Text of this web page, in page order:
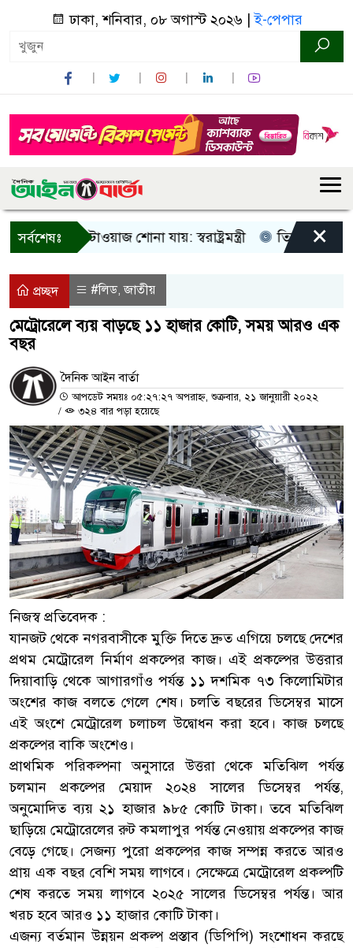
ঢাকা, শনিবার, ০৮ অগাস্ট ২০২৬ |ই-পেপার
সর্বশেষঃটাওয়াজ শোনা যায়: স্বরাষ্ট্রমন্ত্রী তিন দিনের মধ্যে
×
প্রচ্ছদ #লিড,জাতীয়
মেট্রোরেলে ব্যয় বাড়ছে ১১ হাজার কোটি, সময় আরও এক
বছর
দৈনিক আইন বার্তা
আপডেট সময়ঃ ০৫:২৭:২৭ অপরাহ্ন, শুক্রবার, ২১ জানুয়ারী ২০২২
/
৩২৪ বার পড়া হয়েছে
নিজস্ব প্রতিবেদক :
যানজট থেকে নগরবাসীকে মুক্তি দিতে দ্রুত এগিয়ে চলছে দেশের
প্রথম মেট্রোরেল নির্মাণ প্রকল্পের কাজ। এই প্রকল্পের উত্তরার
দিয়াবাড়ি থেকে আগারগাঁও পর্যন্ত ১১ দশমিক ৭৩ কিলোমিটার
অংশের কাজ বলতে গেলে শেষ। চলতি বছরের ডিসেম্বর মাসে
এই অংশে মেট্রোরেল চলাচল উদ্বোধন করা হবে। কাজ চলছে
প্রকল্পের বাকি অংশেও।
প্রাথমিক পরিকল্পনা অনুসারে উত্তরা থেকে মতিঝিল পর্যন্ত
চলমান প্রকল্পের মেয়াদ ২০২৪ সালের ডিসেম্বর পর্যন্ত,
অনুমোদিত ব্যয় ২১ হাজার ৯৮৫ কোটি টাকা। তবে মতিঝিল
ছাড়িয়ে মেট্রোরেলের রুট কমলাপুর পর্যন্ত নেওয়ায় প্রকল্পের কাজ
বেড়ে গেছে। সেজন্য পুরো প্রকল্পের কাজ সম্পন্ন করতে আরও
প্রায় এক বছর বেশি সময় লাগবে। সেক্ষেত্রে মেট্রোরেল প্রকল্পটি
শেষ করতে সময় লাগবে ২০২৫ সালের ডিসেম্বর পর্যন্ত। আর
খরচ হবে আরও ১১ হাজার কোটি টাকা।
এজন্য বর্তমান উন্নয়ন প্রকল্প প্রস্তাব (ডিপিপি) সংশোধন করছে